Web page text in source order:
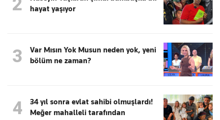
2
hayat yaşıyor
3
Var Mısın Yok Musun neden yok, yeni
bölüm ne zaman?
4
34 yıl sonra evlat sahibi olmuşlardı!
Meğer mahalleli tarafından